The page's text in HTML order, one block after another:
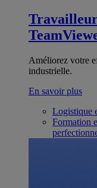
Améliorez votre
industrielle.
En savoir plus
Logistique
Formation